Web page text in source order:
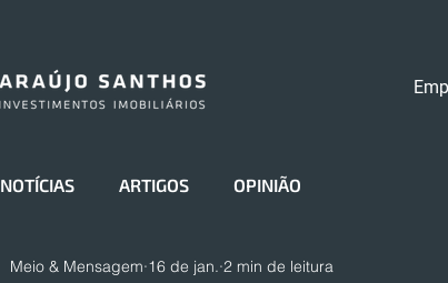
NOTÍCIAS ARTIGOS OPINIÃO
Meio & Mensagem 16 de jan. 2 min de leitura